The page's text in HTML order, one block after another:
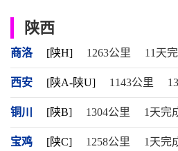
陕西
商洛 [陕H] 1263公里 11天
西安 [陕A-陕U] 1143公里
铜川 [陕B] 1304公里 1天完
宝鸡 [陕C] 1258公里 1天完